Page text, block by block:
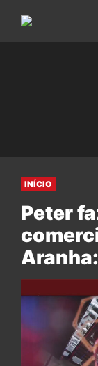
INÍCIO
Peter